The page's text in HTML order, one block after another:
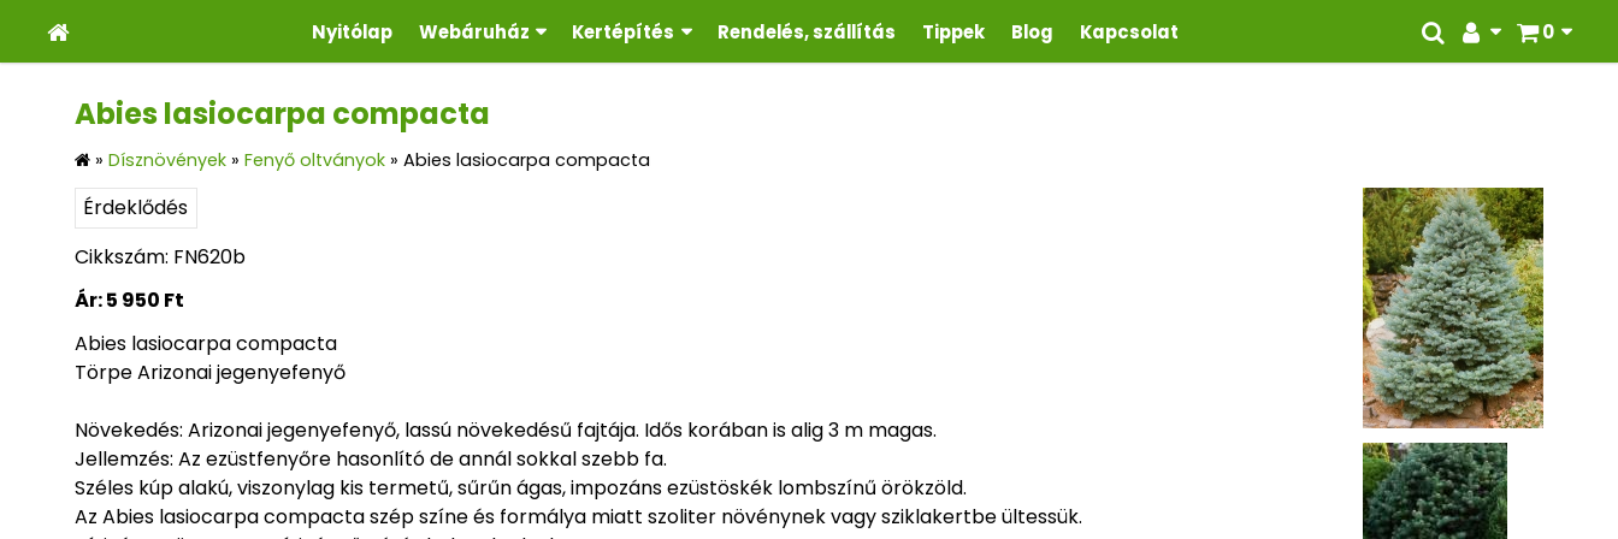
0
Nyitólap Webáruház Kertépítés Rendelés, szállítás Tippek Blog Kapcsolat
Abies lasiocarpa compacta
» Dísznövények » Fenyő oltványok » Abies lasiocarpa compacta
Érdeklődés
Cikkszám: FN620b
Ár:5 950 Ft
Abies lasiocarpa compacta
Törpe Arizonai jegenyefenyő
Növekedés: Arizonai jegenyefenyő, lassú növekedésű fajtája. Idős korában is alig 3 m magas.
Jellemzés: Az ezüstfenyőre hasonlító de annál sokkal szebb fa.
Széles kúp alakú, viszonylag kis termetű, sűrűn ágas, impozáns ezüstöskék lombszínű örökzöld.
Az Abies lasiocarpa compacta szép színe és formálya miatt szoliter növénynek vagy sziklakertbe ültessük.